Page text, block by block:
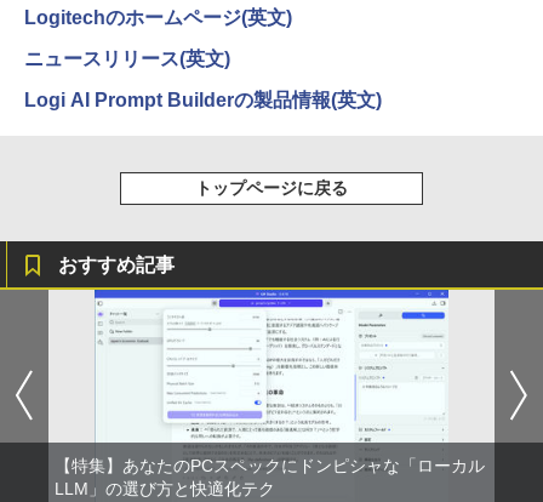
￥1,625
￥1,117
【Amazon.co.jp限定】 伊藤園 磨かれて、澄
みきった日本の水 2L 8本 ラベルレス [ ケース
] [ 水 ] [ ペットボトル ] [ 箱買い ] [ ストック
] [ 水分補給 ]
￥832
ONE PIECE モノクロ版 115 (ジャンプコミッ
￥572
スーパーの裏でヤニ吸うふたり 9巻 (デジタル
版ビッグガンガンコミックス)
￥810
Logitechのホームページ(英文)
ニュースリリース(英文)
Logi AI Prompt Builderの製品情報(英文)
トップページに戻る
おすすめ記事
【特集】あなたのPCスペックにドンピシャな「ローカル
LLM」の選び方と快適化テク